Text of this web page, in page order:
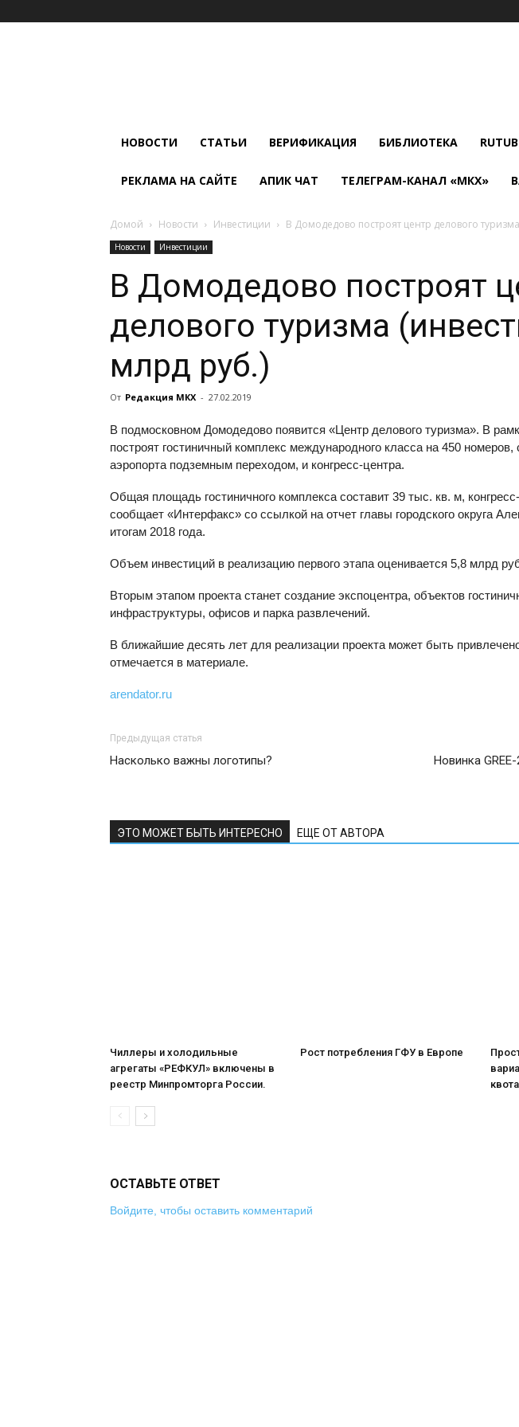
НОВОСТИ СТАТЬИ ВЕРИФИКАЦИЯ БИБЛИОТЕКА
РЕКЛАМА НА САЙТЕ АПИК ЧАТ ТЕЛЕГРАМ-КАНАЛ «МКХ»
Домой Новости Инвестиции В Домодедово построят центр делового
Новости Инвестиции
В Домодедово построят
делового туризма
млрд руб.)
От Редакция МКХ - 27.02.2019
В подмосковном Домодедово появится «Центр делового туризма». В
построят гостиничный комплекс международного класса на 450 номеров,
аэропорта подземным переходом, и конгресс-центра.
Общая площадь гостиничного комплекса составит 39 тыс. кв. м,
сообщает «Интерфакс» со ссылкой на отчет главы городского округа
итогам 2018 года.
Объем инвестиций в реализацию первого этапа оценивается 5,8 млрд
Вторым этапом проекта станет создание экспоцентра, объектов
инфраструктуры, офисов и парка развлечений.
В ближайшие десять лет для реализации проекта может быть
отмечается в материале.
arendator.ru
Предыдущая статья
Насколько важны логотипы?
Новинка
ЭТО МОЖЕТ БЫТЬ ИНТЕРЕСНО ЕЩЕ ОТ АВТОРА
Чиллеры и холодильные
агрегаты «РЕФКУЛ» включены в
реестр Минпромторга России.
Рост потребления ГФУ в Европе
ОСТАВЬТЕ ОТВЕТ
Войдите, чтобы оставить комментарий